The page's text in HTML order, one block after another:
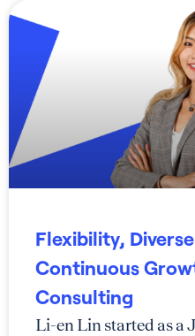
Flexibility,
Continuous
Consulting
Li-en Lin started as a